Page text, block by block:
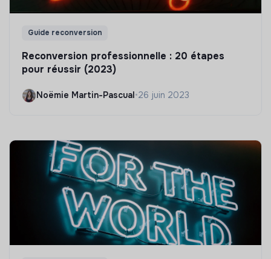
Guide reconversion
Reconversion professionnelle : 20 étapes
pour réussir (2023)
Noëmie Martin-Pascual•26 juin 2023